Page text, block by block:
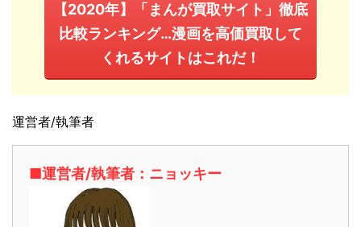
【2020年】「まんが買取サイト」徹底
比較ランキング…漫画を高価買取して
くれるサイトはこれだ！
運営者/執筆者
■運営者/執筆者：ニョッキー